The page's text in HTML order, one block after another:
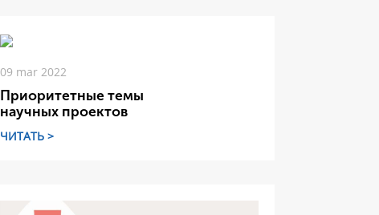
09 mar 2022
Приоритетные темы
научных проектов
ЧИТАТЬ >